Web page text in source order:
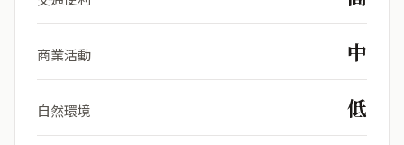
商業活動 中
自然環境 低